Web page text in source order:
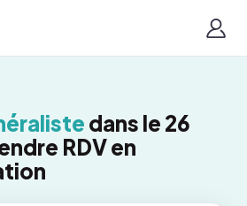
dans le 26
RDV en